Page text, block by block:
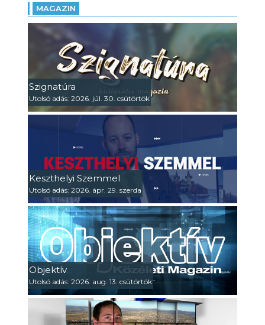
MAGAZIN
Szignatúra
Utolsó adás: 2026. júl. 30. csütörtök
Keszthelyi Szemmel
Utolsó adás: 2026. ápr. 29. szerda
Objektív
Utolsó adás: 2026. aug. 13. csütörtök